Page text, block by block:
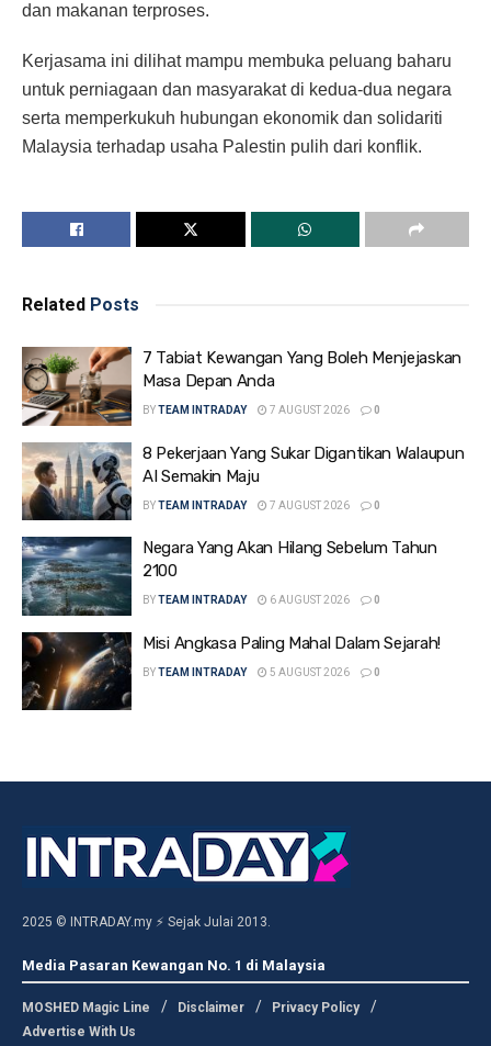
dan makanan terproses.
Kerjasama ini dilihat mampu membuka peluang baharu
untuk perniagaan dan masyarakat di kedua-dua negara
serta memperkukuh hubungan ekonomik dan solidariti
Malaysia terhadap usaha Palestin pulih dari konflik.
Related Posts
7 Tabiat Kewangan Yang Boleh Menjejaskan
Masa Depan Anda
BY TEAM INTRADAY 7 AUGUST 2026 0
8 Pekerjaan Yang Sukar Digantikan Walaupun
AI Semakin Maju
BYTEAM INTRADAY 7 AUGUST 2026 0
Negara Yang Akan Hilang Sebelum Tahun
2100
BY TEAM INTRADAY 6 AUGUST 2026 0
Misi Angkasa Paling Mahal Dalam Sejarah!
BYTEAM INTRADAY 5 AUGUST 2026 0
2025 © INTRADAY.my ⚡ Sejak Julai 2013.
Media Pasaran Kewangan No. 1 di Malaysia
MOSHED Magic Line Disclaimer
Privacy Policy
Advertise With Us